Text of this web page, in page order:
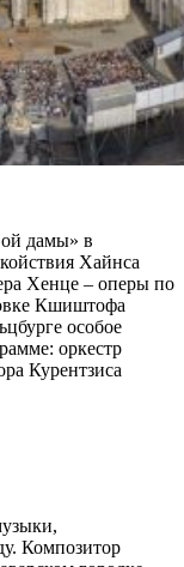
дамы» в
Хайнса
Хенце – оперы по
Кшиштофа
особое
оркестр
Курентзиса
Композитор